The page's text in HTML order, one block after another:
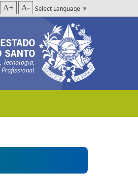
A+ A- Select Language ▼
Tecnologia,
Profissional